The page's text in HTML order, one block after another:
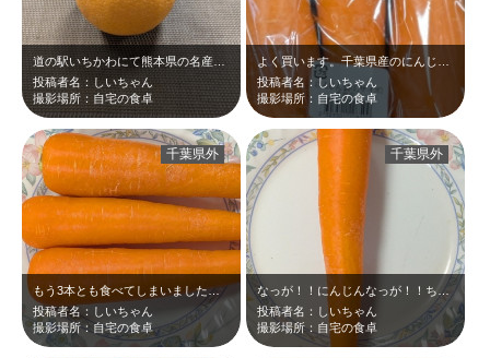
道の駅いちかわにて熊本県の名産品をゲット！！おいしくいただきました。ありがとう…
投稿者名：しいちゃん
撮影場所：自宅の食卓
投稿者名：しいちゃん
撮影場所：自宅の食卓
もう3本とも食べてしまいました☆千葉県産のにんじん、最高☆
投稿者名：しいちゃん
撮影場所：自宅の食卓
千葉県外
投稿者名：しいちゃん
撮影場所：自宅の食卓
千葉県外